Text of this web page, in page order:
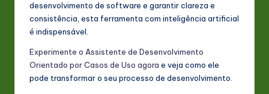
desenvolvimento de software e garantir clareza e
consistência, esta ferramenta com inteligência artificial
é indispensável.
Experimente o Assistente de Desenvolvimento
Orientado por Casos de Uso agora e veja como ele
pode transformar o seu processo de desenvolvimento.